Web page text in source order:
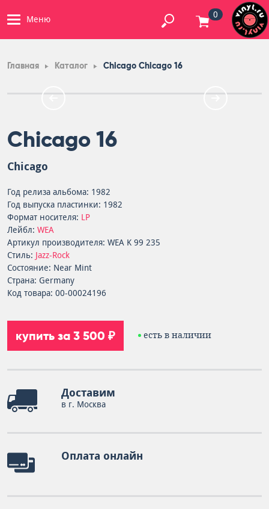
Меню 0
Главная Каталог Chicago Chicago 16
Chicago 16
Chicago
Год релиза альбома: 1982
Год выпуска пластинки: 1982
Формат носителя: LP
Лейбл: WEA
Артикул производителя: WEA K 99 235
Стиль: Jazz-Rock
Состояние: Near Mint
Страна: Germany
Код товара: 00-00024196
купить за 3 500 ₽ есть в наличии
Доставим
в г. Москва
Оплата онлайн